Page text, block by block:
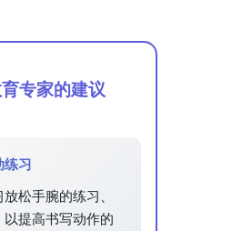
专家的建议
练习
松手腕的练习、
以提高书写动作的